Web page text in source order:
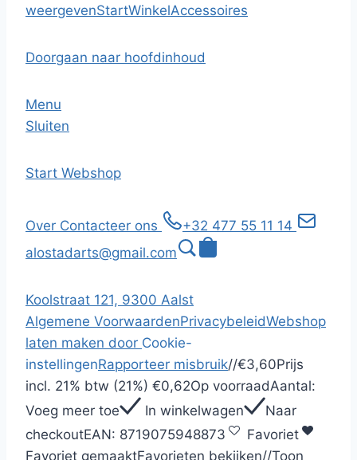
weergevenStartWinkelAccessoires
Doorgaan naar hoofdinhoud
Menu
Sluiten
Start Webshop
Over Contacteer ons
+32 477 55 11 14
alostadarts@gmail.com
Koolstraat 121, 9300 Aalst
Algemene VoorwaardenPrivacybeleidWebshop
laten maken door Cookie-
instellingenRapporteer misbruik//€3,60Prijs
incl. 21% btw (21%) €0,62Op voorraadAantal:
Voeg meer toe
In winkelwagen
Naar
checkoutEAN: 8719075948873
Favoriet
Favoriet gemaaktFavorieten bekijken//Toon